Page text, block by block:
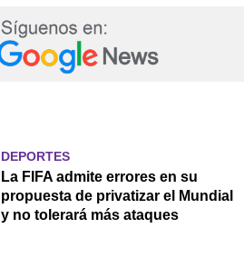
DEPORTES
La FIFA admite errores en su
propuesta de privatizar el Mundial
y no tolerará más ataques